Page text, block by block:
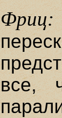
Фриц:
все,